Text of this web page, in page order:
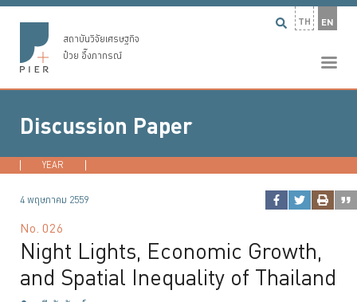
TH EN
สถาบันวิจัยเศรษฐกิจ
ป๋วย อึ๊งภากรณ์
Discussion Paper
YEAR
4 พฤษภาคม 2559
No. 026
Night Lights, Economic Growth,
and Spatial Inequality of Thailand